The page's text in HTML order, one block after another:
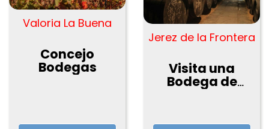
Valoria La Buena
Concejo
Bodegas
Jerez de la Frontera
Visita una
Bodega de
Jerez